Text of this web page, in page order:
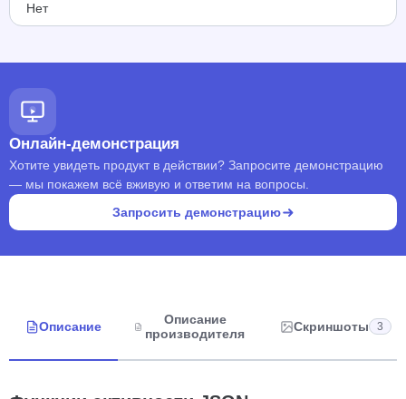
Нет
Онлайн-демонстрация
Хотите увидеть продукт в действии? Запросите демонстрацию
— мы покажем всё вживую и ответим на вопросы.
Запросить демонстрацию
Описание
Описание
производителя
Скриншоты 3